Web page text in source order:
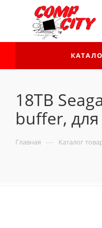
18TB
buffer, для
Главная — Каталог